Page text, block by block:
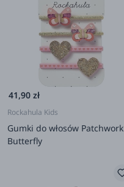
41,90 zł
Rockahula Kids
Gumki do włosów Patchwork
Butterfly